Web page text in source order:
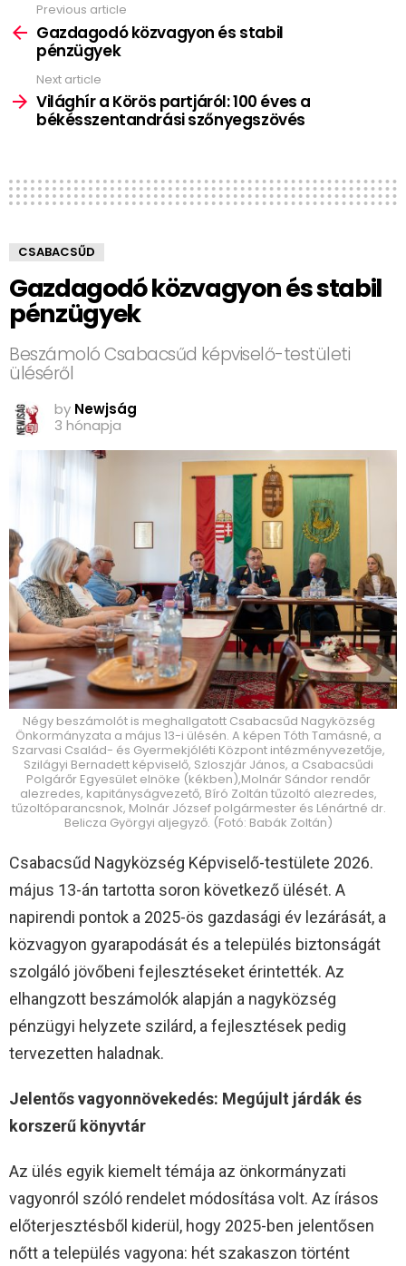
more
Previous article
Gazdagodó közvagyon és stabil
pénzügyek
Next article
Világhír a Körös partjáról: 100 éves a
békésszentandrási szőnyegszövés
CSABACSŰD
Gazdagodó közvagyon és stabil
pénzügyek
Beszámoló Csabacsűd képviselő-testületi
üléséről
by Newjság
3 hónapja
Négy beszámolót is meghallgatott Csabacsűd Nagyközség
Önkormányzata a május 13-i ülésén. A képen Tóth Tamásné, a
Szarvasi Család- és Gyermekjóléti Központ intézményvezetője,
Szilágyi Bernadett képviselő, Szloszjár János, a Csabacsűdi
Polgárőr Egyesület elnöke (kékben),Molnár Sándor rendőr
alezredes, kapitányságvezető, Bíró Zoltán tűzoltó alezredes,
tűzoltóparancsnok, Molnár József polgármester és Lénártné dr.
Belicza Györgyi aljegyző. (Fotó: Babák Zoltán)
Csabacsűd Nagyközség Képviselő-testülete 2026.
május 13-án tartotta soron következő ülését. A
napirendi pontok a 2025-ös gazdasági év lezárását, a
közvagyon gyarapodását és a település biztonságát
szolgáló jövőbeni fejlesztéseket érintették. Az
elhangzott beszámolók alapján a nagyközség
pénzügyi helyzete szilárd, a fejlesztések pedig
tervezetten haladnak.
Jelentős vagyonnövekedés: Megújult járdák és
korszerű könyvtár
Az ülés egyik kiemelt témája az önkormányzati
vagyonról szóló rendelet módosítása volt. Az írásos
előterjesztésből kiderül, hogy 2025-ben jelentősen
nőtt a település vagyona: hét szakaszon történt